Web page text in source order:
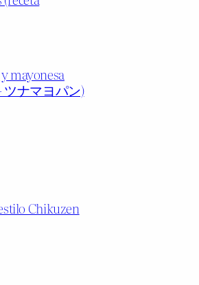
mayonesa
ツナマヨパン)
Chikuzen